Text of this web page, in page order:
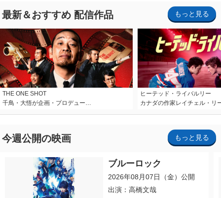
最新＆おすすめ 配信作品 もっと見る
THE ONE SHOT
千鳥・大悟が企画・プロデュー…
ヒーテッド・ライバルリー
カナダの作家レイチェル・リ
今週公開の映画 もっと見る
ブルーロック
2026年08月07日（金）公開
出演：高橋文哉